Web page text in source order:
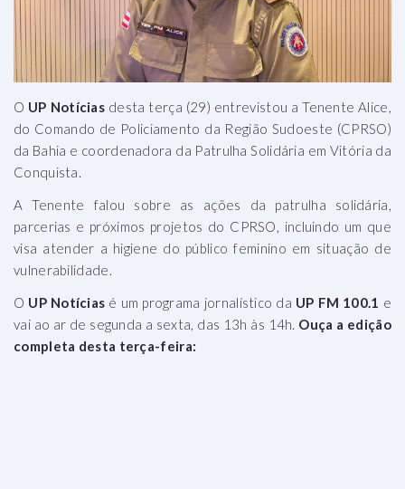
O UP Notícias desta terça (29) entrevistou a Tenente Alice,
do Comando de Policiamento da Região Sudoeste (CPRSO)
da Bahia e coordenadora da Patrulha Solidária em Vitória da
Conquista.
A Tenente falou sobre as ações da patrulha solidária,
parcerias e próximos projetos do CPRSO, incluindo um que
visa atender a higiene do público feminino em situação de
vulnerabilidade.
O UP Notícias é um programa jornalístico da UP FM 100.1 e
vai ao ar de segunda a sexta, das 13h às 14h. Ouça a edição
completa desta terça-feira: